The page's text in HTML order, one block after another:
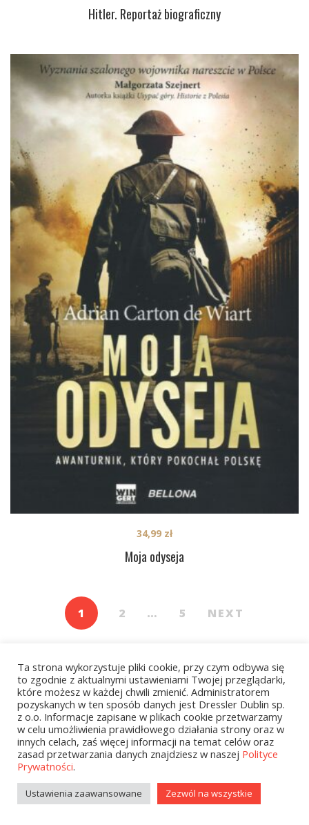
Hitler. Reportaż biograficzny
Moja odyseja
34,99 zł
1 2 … 5 NEXT
Kategorie
zobacz wszystkie
Kolekcje Biedronka
Ta strona wykorzystuje pliki cookie, przy czym odbywa się
to zgodnie z aktualnymi ustawieniami Twojej przeglądarki,
które możesz w każdej chwili zmienić. Administratorem
pozyskanych w ten sposób danych jest Dressler Dublin sp.
z o.o. Informacje zapisane w plikach cookie przetwarzamy
w celu umożliwienia prawidłowego działania strony oraz w
innych celach, zaś więcej informacji na temat celów oraz
zasad przetwarzania danych znajdziesz w naszej Polityce
Prywatności.
Ustawienia zaawansowane Zezwól na wszystkie